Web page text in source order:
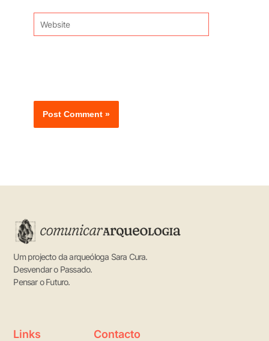
Website
Um projecto da arqueóloga Sara Cura.
Desvendar o Passado.
Pensar o Futuro.
Links Contacto